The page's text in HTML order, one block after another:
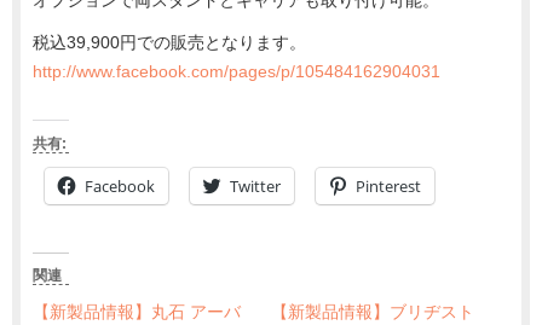
税込39,900円での販売となります。
http://www.facebook.com/pages/p/105484162904031
共有:
Facebook Twitter Pinterest
関連
【新製品情報】丸石 アーバ
【新製品情報】ブリヂスト